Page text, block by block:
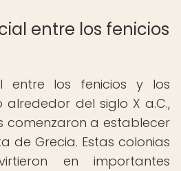
entre los fenicios
entre los fenicios y los
del siglo X a.C.,
comenzaron a establecer
de Grecia. Estas colonias
en importantes